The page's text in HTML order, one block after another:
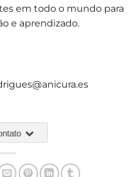
em todo o mundo para
e aprendizado.